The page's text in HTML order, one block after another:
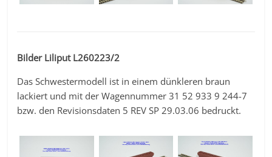
Bilder Liliput L260223/2
Das Schwestermodell ist in einem dünkleren braun
lackiert und mit der Wagennummer 31 52 933 9 244-7
bzw. den Revisionsdaten 5 REV SP 29.03.06 bedruckt.